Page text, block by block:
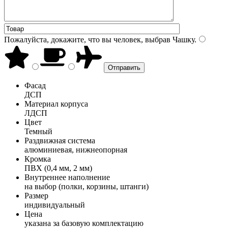
Пожалуйста, докажите, что вы человек, выбрав Чашку.
Фасад
ДСП
Материал корпуса
ЛДСП
Цвет
Темный
Раздвижная система
алюминиевая, нижнеопорная
Кромка
ПВХ (0,4 мм, 2 мм)
Внутреннее наполнение
на выбор (полки, корзины, штанги)
Размер
индивидуальный
Цена
указана за базовую комплектацию